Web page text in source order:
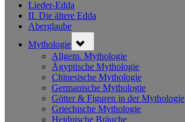
Lieder-Edda
II. Die ältere Edda
Aberglaube
Mythologie sub-
menu
Allgem. Mythologie
Ägyptische Mythologie
Chinesische Mythologie
Germanische Mythologie
Götter & Figuren in der Mythologie
Griechische Mythologie
Heidnische Bräuche